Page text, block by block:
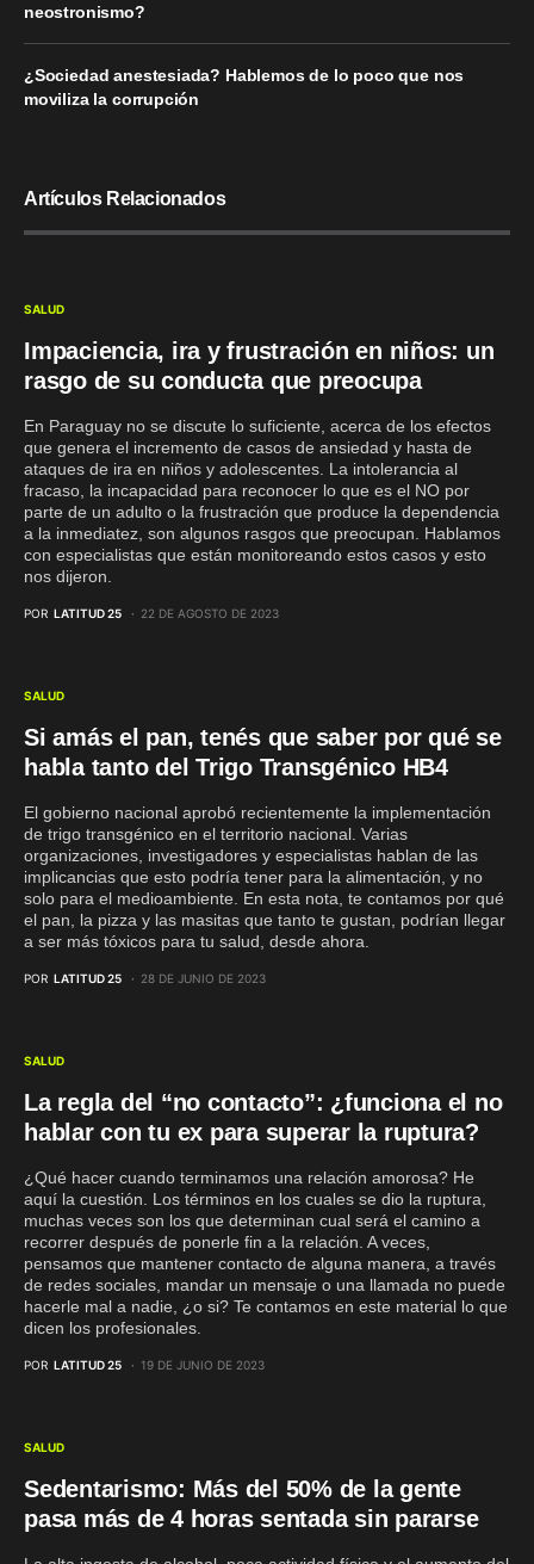
neostronismo?
¿Sociedad anestesiada? Hablemos de lo poco que nos
moviliza la corrupción
Artículos Relacionados
SALUD
Impaciencia, ira y frustración en niños: un
rasgo de su conducta que preocupa
En Paraguay no se discute lo suficiente, acerca de los efectos
que genera el incremento de casos de ansiedad y hasta de
ataques de ira en niños y adolescentes. La intolerancia al
fracaso, la incapacidad para reconocer lo que es el NO por
parte de un adulto o la frustración que produce la dependencia
a la inmediatez, son algunos rasgos que preocupan. Hablamos
con especialistas que están monitoreando estos casos y esto
nos dijeron.
POR LATITUD 25 22 DE AGOSTO DE 2023
SALUD
Si amás el pan, tenés que saber por qué se
habla tanto del Trigo Transgénico HB4
El gobierno nacional aprobó recientemente la implementación
de trigo transgénico en el territorio nacional. Varias
organizaciones, investigadores y especialistas hablan de las
implicancias que esto podría tener para la alimentación, y no
solo para el medioambiente. En esta nota, te contamos por qué
el pan, la pizza y las masitas que tanto te gustan, podrían llegar
a ser más tóxicos para tu salud, desde ahora.
POR LATITUD 25 28 DE JUNIO DE 2023
SALUD
La regla del “no contacto”: ¿funciona el no
hablar con tu ex para superar la ruptura?
¿Qué hacer cuando terminamos una relación amorosa? He
aquí la cuestión. Los términos en los cuales se dio la ruptura,
muchas veces son los que determinan cual será el camino a
recorrer después de ponerle fin a la relación. A veces,
pensamos que mantener contacto de alguna manera, a través
de redes sociales, mandar un mensaje o una llamada no puede
hacerle mal a nadie, ¿o si? Te contamos en este material lo que
dicen los profesionales.
POR LATITUD 25 19 DE JUNIO DE 2023
SALUD
Sedentarismo: Más del 50% de la gente
pasa más de 4 horas sentada sin pararse